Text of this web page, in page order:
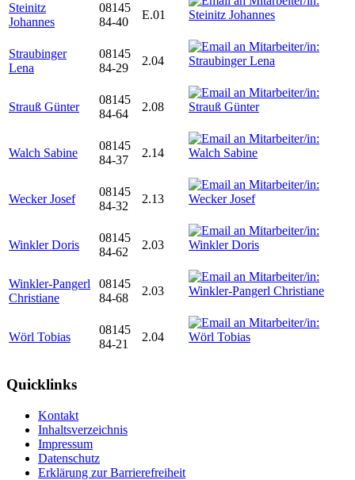
Steinitz
Johannes
08145
84-40
E.01
Straubinger
Lena
08145
84-29
2.04
Strauß Günter
08145
84-64
2.08
Walch Sabine
08145
84-37
2.14
Wecker Josef
08145
84-32
2.13
Winkler Doris
08145
84-62
2.03
Winkler-Pangerl
Christiane
08145
84-68
2.03
Wörl Tobias
08145
84-21
2.04
Quicklinks
Kontakt
Inhaltsverzeichnis
Impressum
Datenschutz
Erklärung zur Barrierefreiheit